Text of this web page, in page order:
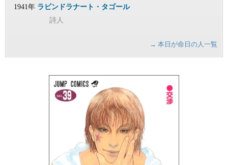
1941年 ラビンドラナート・タゴール
詩人
→ 本日が命日の人一覧